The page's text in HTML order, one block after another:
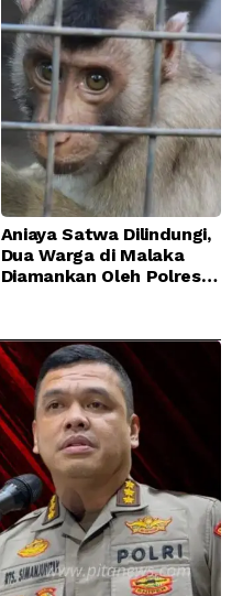
Aniaya Satwa Dilindungi,
Dua Warga di Malaka
Diamankan Oleh Polres